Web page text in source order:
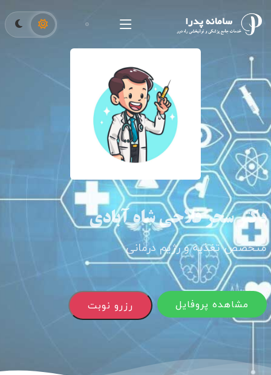
دکتر سحر فلاحی شاه آبادی
متخصص تغذیه و رژیم درمانی
رزرو نوبت مشاهده پروفایل